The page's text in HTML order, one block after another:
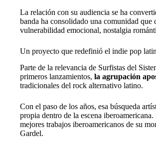
La relación con su audiencia se ha
banda ha consolidado una comunidad que
vulnerabilidad emocional, nostalgia
Un proyecto que redefinió el indie pop
Parte de la relevancia de Surfistas del
primeros lanzamientos, la agrupación
tradicionales del rock alternativo latino.
Con el paso de los años, esa búsqueda
propia dentro de la escena iberoamericana.
mejores trabajos iberoamericanos de su
Gardel.